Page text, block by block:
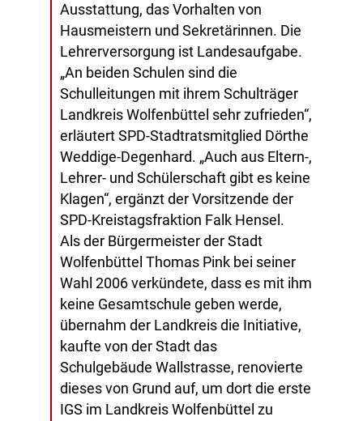
Ausstattung, das Vorhalten von
Hausmeistern und Sekretärinnen. Die
Lehrerversorgung ist Landesaufgabe.
„An beiden Schulen sind die
Schulleitungen mit ihrem Schulträger
Landkreis Wolfenbüttel sehr zufrieden“,
erläutert SPD-Stadtratsmitglied Dörthe
Weddige-Degenhard. „Auch aus Eltern-,
Lehrer- und Schülerschaft gibt es keine
Klagen“, ergänzt der Vorsitzende der
SPD-Kreistagsfraktion Falk Hensel.
Als der Bürgermeister der Stadt
Wolfenbüttel Thomas Pink bei seiner
Wahl 2006 verkündete, dass es mit ihm
keine Gesamtschule geben werde,
übernahm der Landkreis die Initiative,
kaufte von der Stadt das
Schulgebäude Wallstrasse, renovierte
dieses von Grund auf, um dort die erste
IGS im Landkreis Wolfenbüttel zu